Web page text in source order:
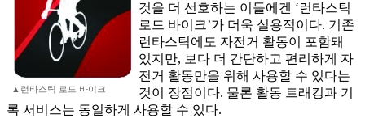
▲런타스틱 로드 바이크
것을 더 선호하는 이들에겐 ‘런타스틱
로드 바이크’가 더욱 실용적이다. 기존
런타스틱에도 자전거 활동이 포함돼
있지만, 보다 더 간단하고 편리하게 자
전거 활동만을 위해 사용할 수 있다는
것이 장점이다. 물론 활동 트래킹과 기
록 서비스는 동일하게 사용할 수 있다.